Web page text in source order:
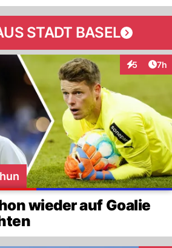
STADT BASEL
5 7h
wieder auf Goalie